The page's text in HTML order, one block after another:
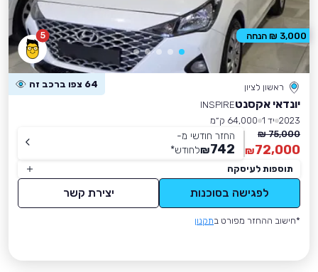
5
ראשון לציון 64 צפו ברכב זה
יונדאי אקסנטINSPIRE
2023 יד 1
64,000 ק״מ
75,000 ₪
72,000
₪
החזר חודשי מ-
742
₪לחודש*
תוספות לעיסקה
לפגישה בסוכנות יצירת קשר
*חישוב ההחזר מפורט בתקנון
3,000 ₪ הנחה